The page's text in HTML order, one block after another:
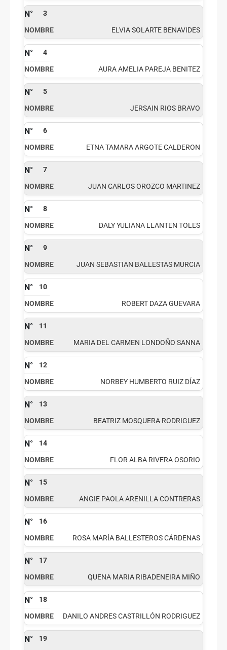
3
ELVIA SOLARTE BENAVIDES
4
AURA AMELIA PAREJA BENITEZ
5
JERSAIN RIOS BRAVO
6
ETNA TAMARA ARGOTE CALDERON
7
JUAN CARLOS OROZCO MARTINEZ
8
DALY YULIANA LLANTEN TOLES
9
JUAN SEBASTIAN BALLESTAS MURCIA
10
ROBERT DAZA GUEVARA
11
MARIA DEL CARMEN LONDOÑO SANNA
12
NORBEY HUMBERTO RUIZ DÍAZ
13
BEATRIZ MOSQUERA RODRIGUEZ
14
FLOR ALBA RIVERA OSORIO
15
ANGIE PAOLA ARENILLA CONTRERAS
16
ROSA MARÍA BALLESTEROS CÁRDENAS
17
QUENA MARIA RIBADENEIRA MIÑO
18
DANILO ANDRES CASTRILLÓN RODRIGUEZ
19